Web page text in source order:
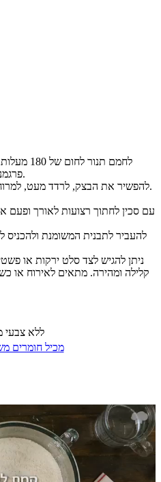
פרגמנט אחד ולרסס בתרסיס שמן.
להפשיר את הבצק, לרדד מעט, למרוח ביצה ולפזר גבינת פרמז`ן.
ללא צבעי
מכיל חומרים